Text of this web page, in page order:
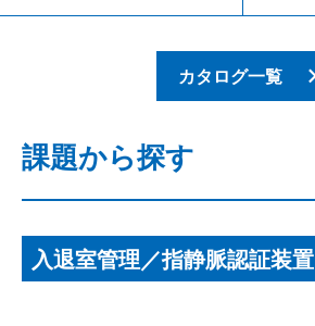
カタログ一覧
課題から探す
入退室管理／指静脈認証装置